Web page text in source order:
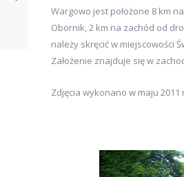
Wargowo jest położone 8 km
Obornik, 2 km na zachód od
należy skręcić w miejscowości
Założenie znajduje się w
Zdjęcia wykonano w maju 2011